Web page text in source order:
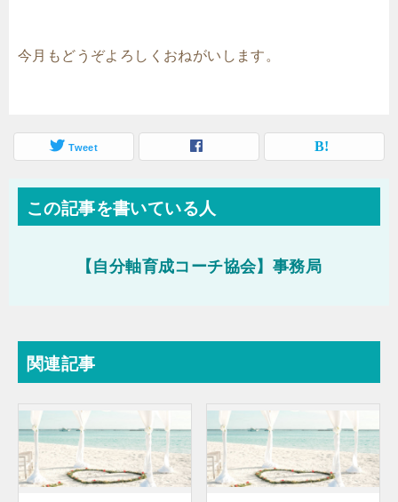
今月もどうぞよろしくおねがいします。
Tweet
この記事を書いている人
【自分軸育成コーチ協会】事務局
関連記事